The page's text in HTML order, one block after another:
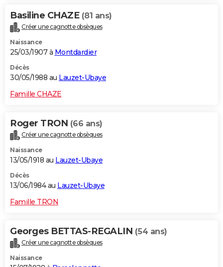
Basiline CHAZE (81 ans)
Créer une cagnotte obsèques
Naissance
25/03/1907 à Montdardier
Décès
30/05/1988 au Lauzet-Ubaye
Famille CHAZE
Roger TRON (66 ans)
Créer une cagnotte obsèques
Naissance
13/05/1918 au Lauzet-Ubaye
Décès
13/06/1984 au Lauzet-Ubaye
Famille TRON
Georges BETTAS-REGALIN (54 ans)
Créer une cagnotte obsèques
Naissance